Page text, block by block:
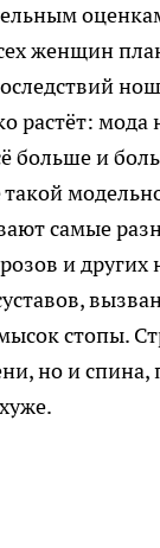
женщин
растёт: мода
больше и
самые
и
стопы.
но и